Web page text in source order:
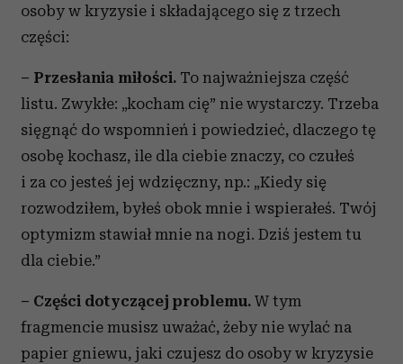
osoby w kryzysie i składającego się z trzech
części:
– Przesłania miłości. To najważniejsza część
listu. Zwykłe: „kocham cię” nie wystarczy. Trzeba
sięgnąć do wspomnień i powiedzieć, dlaczego tę
osobę kochasz, ile dla ciebie znaczy, co czułeś
i za co jesteś jej wdzięczny, np.: „Kiedy się
rozwodziłem, byłeś obok mnie i wspierałeś. Twój
optymizm stawiał mnie na nogi. Dziś jestem tu
dla ciebie.”
– Części dotyczącej problemu. W tym
fragmencie musisz uważać, żeby nie wylać na
papier gniewu, jaki czujesz do osoby w kryzysie